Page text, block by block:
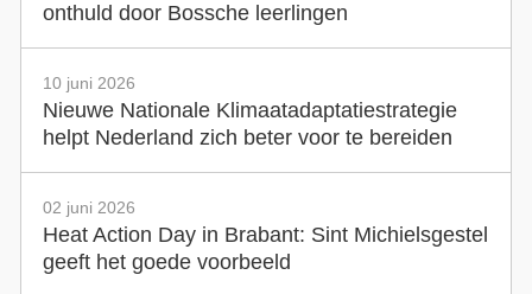
onthuld door Bossche leerlingen
10 juni 2026
Nieuwe Nationale Klimaatadaptatiestrategie
helpt Nederland zich beter voor te bereiden
02 juni 2026
Heat Action Day in Brabant: Sint Michielsgestel
geeft het goede voorbeeld